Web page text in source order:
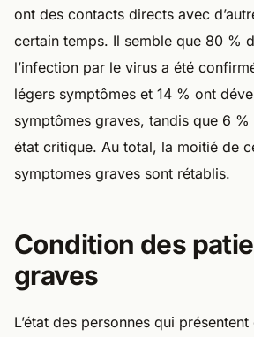
ont des contacts directs avec
certain temps. Il semble que 80 %
l’infection par le virus a été
légers symptômes et 14 % ont
symptômes graves, tandis que 6 %
état critique. Au total, la moitié de
symptomes graves sont rétablis.
Condition des
graves
L’état des personnes qui